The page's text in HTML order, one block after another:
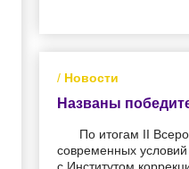
/ Новости
Названы
По итогам II
современных